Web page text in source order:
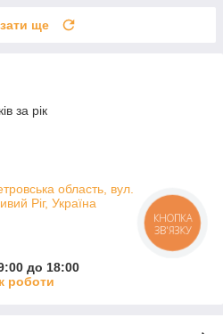
ще
за рік
область, вул.
Ріг, Україна
до 18:00
роботи
КНОПКА
ЗВ'ЯЗКУ